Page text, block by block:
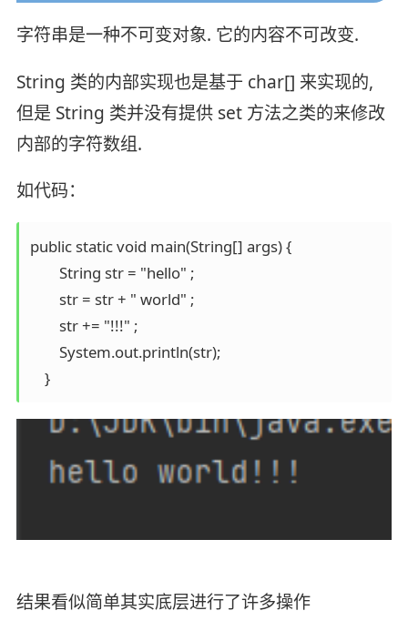
字符串是一种不可变对象. 它的内容不可改变.
String 类的内部实现也是基于 char[] 来实现的,
但是 String 类并没有提供 set 方法之类的来修改
内部的字符数组.
如代码：
public static void main(String[] args) {
        String str = "hello" ;
        str = str + " world" ;
        str += "!!!" ;
        System.out.println(str);
    }
结果看似简单其实底层进行了许多操作